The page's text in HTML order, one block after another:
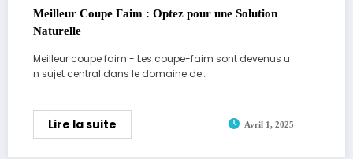
Meilleur Coupe Faim : Optez pour une Solution
Naturelle
Meilleur coupe faim - Les coupe-faim sont devenus u
n sujet central dans le domaine de…
Lire la suite Avril 1, 2025